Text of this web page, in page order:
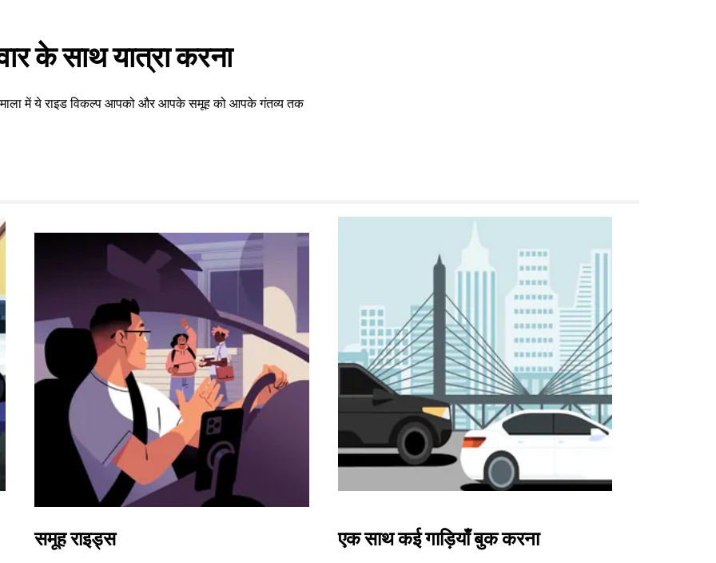
के साथ यात्रा करना
में ये राइड विकल्प आपको और आपके समूह को आपके गंतव्य तक
समूह राइड्स एक साथ कई गाड़ियाँ बुक करना